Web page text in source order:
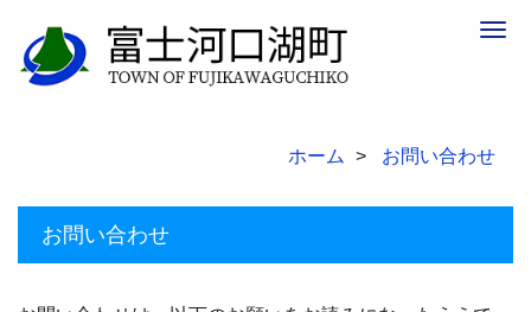
ホーム お問い合わせ
お問い合わせ